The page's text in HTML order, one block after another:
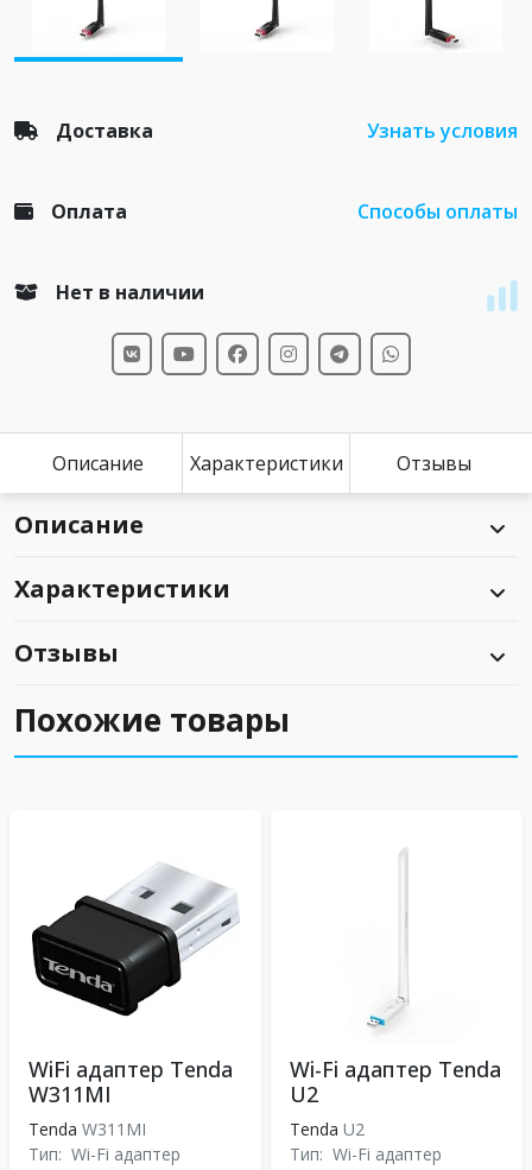
Доставка Узнать условия
Оплата Способы оплаты
Нет в наличии
Описание Характеристики Отзывы
Описание
Характеристики
Отзывы
Похожие товары
WiFi адаптер Tenda
W311MI
Tenda W311MI
Тип: Wi-Fi адаптер
Wi-Fi адаптер Tenda
U2
Tenda U2
Тип: Wi-Fi адаптер